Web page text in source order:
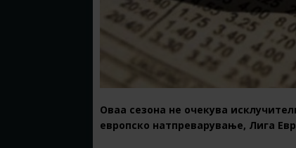
Оваа сезона не очекува
европско натпреварување, Лига